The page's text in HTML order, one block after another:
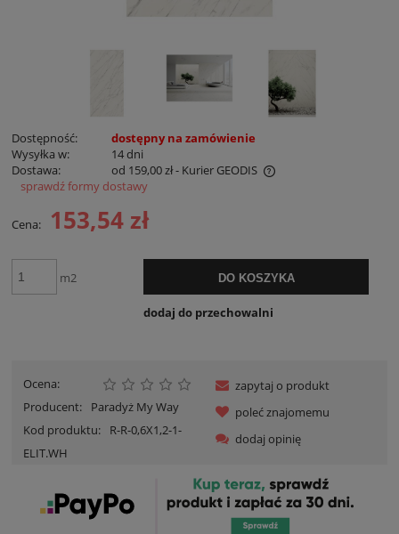
Dostępność:
dostępny na zamówienie
Wysyłka w:
14 dni
Dostawa:
od 159,00 zł- Kurier GEODIS
Cena nie zawiera ewentualnych kosztów płatności
sprawdź formy dostawy
Cena: 153,54 zł
m2 DO KOSZYKA
dodaj do przechowalni
Ocena:
Producent:
Paradyż My Way
Kod produktu:
R-R-0,6X1,2-1-
ELIT.WH
zapytaj o produkt
poleć znajomemu
dodaj opinię